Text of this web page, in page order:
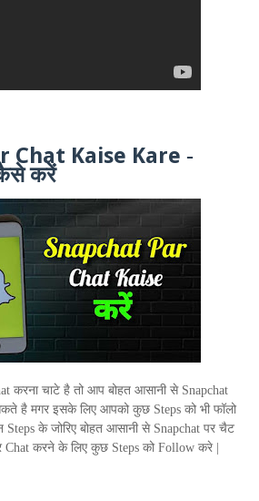
Chat Kaise Kare -
करें
करना चाटे है तो आप बोहत आसानी से Snapchat
है मगर इसके लिए आपको कुछ Steps को भी फॉलो
Steps के जोरिए बोहत आसानी से Snapchat पर चैट
Chat करने के लिए कुछ Steps को Follow करे |